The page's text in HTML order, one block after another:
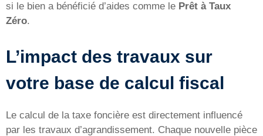
si le bien a bénéficié d’aides comme le Prêt à Taux
Zéro.
L’impact des travaux sur
votre base de calcul fiscal
Le calcul de la taxe foncière est directement influencé
par les travaux d’agrandissement. Chaque nouvelle pièce